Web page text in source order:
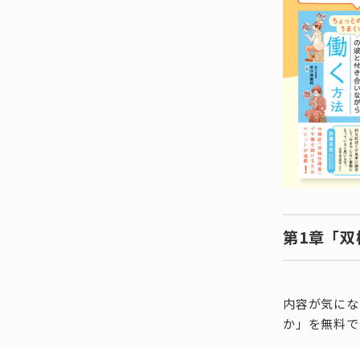
第1章「
内容が気に
か」を無料